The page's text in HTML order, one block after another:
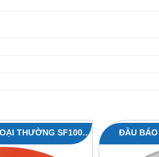
THƯỜNG SF100
ĐẦU BÁO